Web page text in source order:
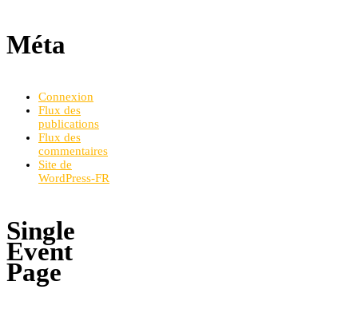
Méta
Connexion
Flux des
publications
Flux des
commentaires
Site de
WordPress-FR
Single
Event
Page